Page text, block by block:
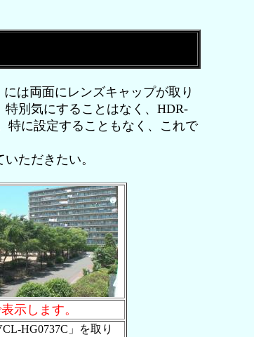
は両面にレンズキャップが取り
別気にすることはなく、HDR-
特に設定することもなく、これで
ただきたい。
示します。
HG0737C」を取り